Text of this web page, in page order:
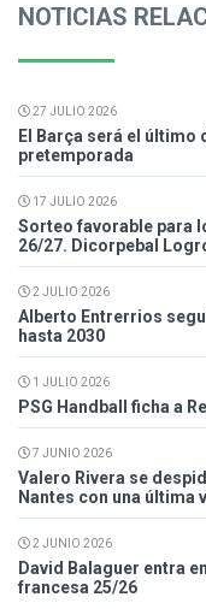
NOTICIAS
27 JULIO 2026
El Barça será el último
pretemporada
17 JULIO 2026
Sorteo favorable para
26/27. Dicorpebal
2 JULIO 2026
Alberto Entrerrios
hasta 2030
1 JULIO 2026
PSG Handball ficha a
7 JUNIO 2026
Valero Rivera se
Nantes con una última
2 JUNIO 2026
David Balaguer entra
francesa 25/26